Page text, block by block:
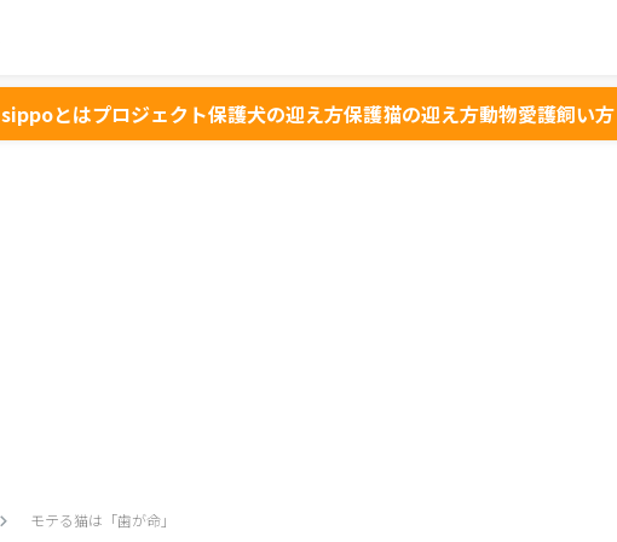
sippoとはプロジェクト保護犬の迎え方保護猫の迎え方動物愛護飼い方
モテる猫は「歯が命」